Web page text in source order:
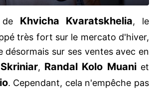
de Khvicha Kvaratskhelia, le
très fort sur le mercato d'hiver,
désormais sur ses ventes avec en
, Randal Kolo Muaniet
. Cependant, cela n'empêche pas